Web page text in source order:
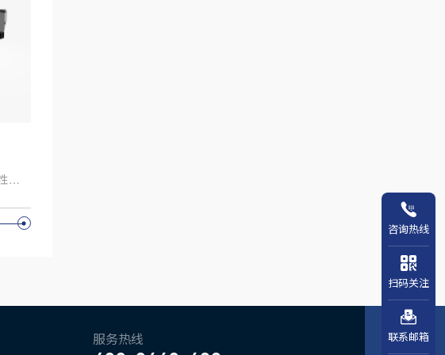
诺浩科技NZE688D纯电动装载机是一款高性能、绿色环保的电动装载机。以下是这款装载机的一些主要特点：电动驱动：NZE688D纯电动装载机采用先进的电动驱动技术，零排放、低噪音，符合环保要求。高效性能：该装载机具有强劲的动力和高效的作业能力，能够满足各种重载作业需求。舒适操作：驾驶室设计舒适，提供良好的视野和操作环境，提高驾驶员的工作效率和舒适度。安全可靠：该装载机采用先进的电池管理系统和安全防护措施，确保在各种工作环境下都能安全、可靠地运行。
服务热线
咨询热线
扫码关注
联系邮箱